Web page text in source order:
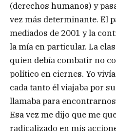
(derechos humanos) y
vez más determinante. El
mediados de 2001 y la
la mía en particular. La
quien debía combatir no
político en ciernes. Yo
cada tanto él viajaba por
llamaba para
Esa vez me dijo que me
radicalizado en mis